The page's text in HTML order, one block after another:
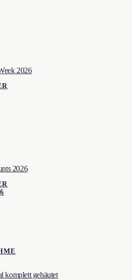
2026
2026
komplett gehäutet